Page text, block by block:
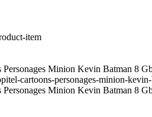
Minion Kevin Batman 8
cartoons-personages-minion-
Minion Kevin Batman 8